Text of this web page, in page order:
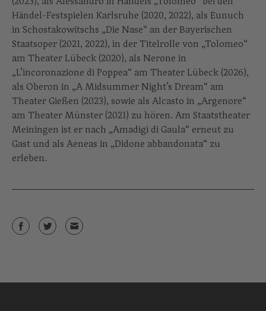
Händel-Festspielen Karlsruhe (2020, 2022), als Eunuch
in Schostakowitschs „Die Nase“ an der Bayerischen
Staatsoper (2021, 2022), in der Titelrolle von „Tolomeo“
am Theater Lübeck (2020), als Nerone in
„L’incoronazione di Poppea“ am Theater Lübeck (2026),
als Oberon in „A Midsummer Night’s Dream“ am
Theater Gießen (2023), sowie als Alcasto in „Argenore“
am Theater Münster (2021) zu hören. Am Staatstheater
Meiningen ist er nach „Amadigi di Gaula“ erneut zu
Gast und als Aeneas in „Didone abbandonata“ zu
erleben.